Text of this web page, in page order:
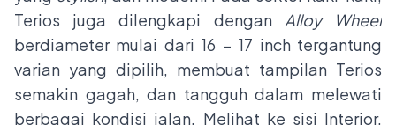
Terios juga dilengkapi dengan Alloy Wheel
berdiameter mulai dari 16 – 17 inch tergantung
varian yang dipilih, membuat tampilan Terios
semakin gagah, dan tangguh dalam melewati
berbagai kondisi jalan. Melihat ke sisi Interior,